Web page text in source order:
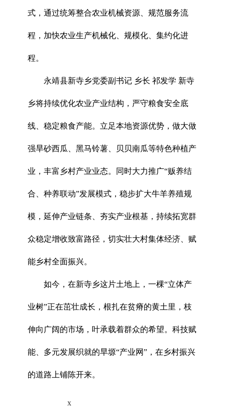
式，通过统筹整合农业机械资源、规范服务流
程，加快农业生产机械化、规模化、集约化进
程。
永靖县新寺乡党委副书记 乡长 祁发学 新寺
乡将持续优化农业产业结构，严守粮食安全底
线、稳定粮食产能。立足本地资源优势，做大做
强旱砂西瓜、黑马铃薯、贝贝南瓜等特色种植产
业，丰富乡村产业业态。同时大力推广“贩养结
合、种养联动”发展模式，稳步扩大牛羊养殖规
模，延伸产业链条、夯实产业根基，持续拓宽群
众稳定增收致富路径，切实壮大村集体经济、赋
能乡村全面振兴。
如今，在新寺乡这片土地上，一棵“立体产
业树”正在茁壮成长，根扎在贫瘠的黄土里，枝
伸向广阔的市场，叶承载着群众的希望。科技赋
能、多元发展织就的旱塬“产业网”，在乡村振兴
的道路上铺陈开来。
x